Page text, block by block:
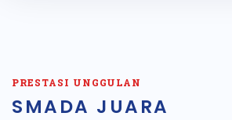
PRESTASI UNGGULAN
SMADA JUARA